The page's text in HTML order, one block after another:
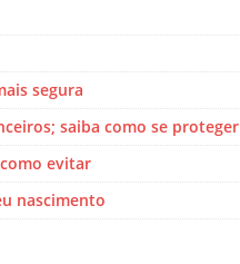
segura
saiba como se proteger
evitar
nascimento